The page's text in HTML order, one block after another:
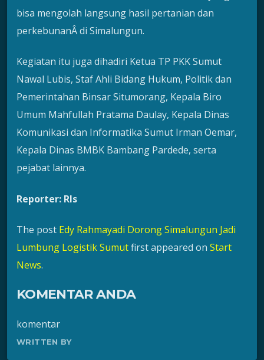
bisa mengolah langsung hasil pertanian dan
perkebunanÂ di Simalungun.
Kegiatan itu juga dihadiri Ketua TP PKK Sumut
Nawal Lubis, Staf Ahli Bidang Hukum, Politik dan
Pemerintahan Binsar Situmorang, Kepala Biro
Umum Mahfullah Pratama Daulay, Kepala Dinas
Komunikasi dan Informatika Sumut Irman Oemar,
Kepala Dinas BMBK Bambang Pardede, serta
pejabat lainnya.
Reporter: Rls
The post Edy Rahmayadi Dorong Simalungun Jadi
Lumbung Logistik Sumutfirst appeared on Start
News.
KOMENTAR ANDA
komentar
WRITTEN BY